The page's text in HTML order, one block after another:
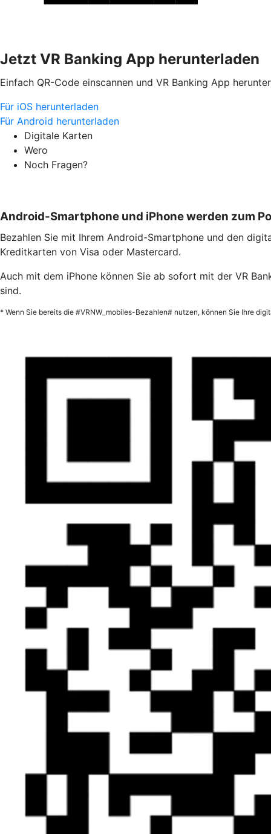
Jetzt VR Banking App herunterladen
Einfach QR-Code einscannen und VR Banking App
Für iOS herunterladen
Für Android herunterladen
Digitale Karten
Wero
Noch Fragen?
Android-Smartphone und iPhone werden zum
Bezahlen Sie mit Ihrem Android-Smartphone und den
Kreditkarten von Visa oder Mastercard.
Auch mit dem iPhone können Sie ab sofort mit der VR
sind.
* Wenn Sie bereits die #VRNW_mobiles-Bezahlen# nutzen, können Sie Ihre